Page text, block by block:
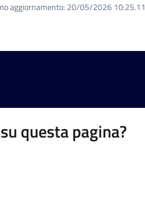
aggiornamento: 20/05/2026 10:25.11
questa pagina?